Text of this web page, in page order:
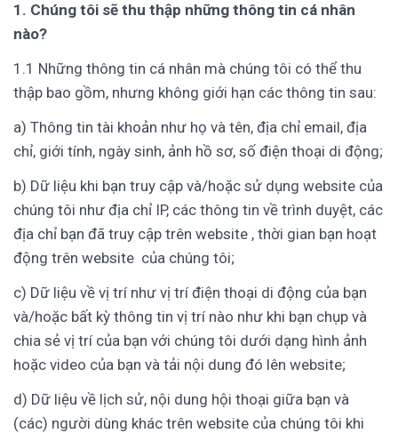
1. Chúng tôi sẽ thu thập những thông tin cá nhân
nào?
1.1 Những thông tin cá nhân mà chúng tôi có thể thu
thập bao gồm, nhưng không giới hạn các thông tin sau:
a) Thông tin tài khoản như họ và tên, địa chỉ email, địa
chỉ, giới tính, ngày sinh, ảnh hồ sơ, số điện thoại di động;
b) Dữ liệu khi bạn truy cập và/hoặc sử dụng website của
chúng tôi như địa chỉ IP, các thông tin về trình duyệt, các
địa chỉ bạn đã truy cập trên website , thời gian bạn hoạt
động trên website của chúng tôi;
c) Dữ liệu về vị trí như vị trí điện thoại di động của bạn
và/hoặc bất kỳ thông tin vị trí nào như khi bạn chụp và
chia sẻ vị trí của bạn với chúng tôi dưới dạng hình ảnh
hoặc video của bạn và tải nội dung đó lên website;
d) Dữ liệu về lịch sử, nội dung hội thoại giữa bạn và
(các) người dùng khác trên website của chúng tôi khi